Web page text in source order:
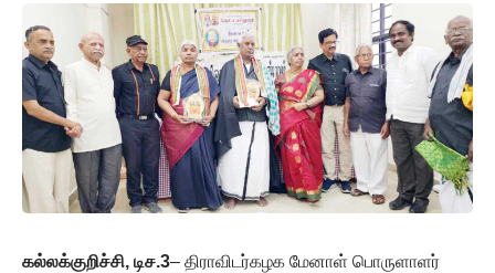
கல்லக்குறிச்சி, டிச.3– திராவிடர்கழக மேனாள் பொருளாளர்